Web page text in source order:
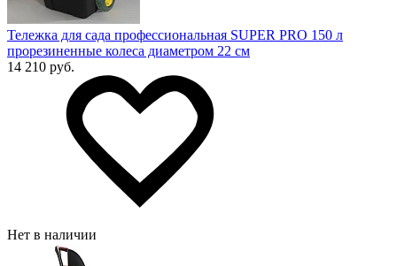
Тележка для сада профессиональная SUPER PRO 150 л
прорезиненные колеса диаметром 22 см
14 210 руб.
Нет в наличии